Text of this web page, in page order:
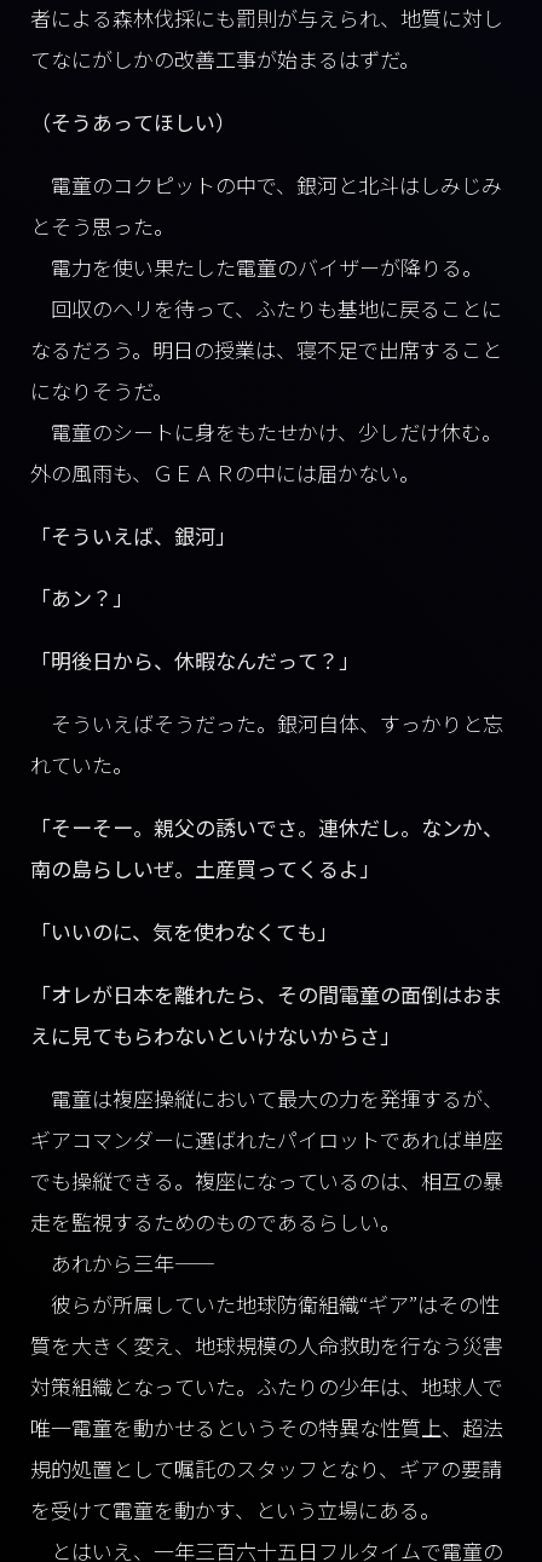
者による森林伐採にも罰則が与えられ、地質に対し
てなにがしかの改善工事が始まるはずだ。
（そうあってほしい）
電童のコクピットの中で、銀河と北斗はしみじみ
とそう思った。
電力を使い果たした電童のバイザーが降りる。
回収のヘリを待って、ふたりも基地に戻ることに
なるだろう。明日の授業は、寝不足で出席すること
になりそうだ。
電童のシートに身をもたせかけ、少しだけ休む。
外の風雨も、ＧＥＡＲの中には届かない。
「そういえば、銀河」
「あン？」
「明後日から、休暇なんだって？」
そういえばそうだった。銀河自体、すっかりと忘
れていた。
「そーそー。親父の誘いでさ。連休だし。なンか、
南の島らしいぜ。土産買ってくるよ」
「いいのに、気を使わなくても」
「オレが日本を離れたら、その間電童の面倒はおま
えに見てもらわないといけないからさ」
電童は複座操縦において最大の力を発揮するが、
ギアコマンダーに選ばれたパイロットであれば単座
でも操縦できる。複座になっているのは、相互の暴
走を監視するためのものであるらしい。
あれから三年――
彼らが所属していた地球防衛組織“ギア”はその性
質を大きく変え、地球規模の人命救助を行なう災害
対策組織となっていた。ふたりの少年は、地球人で
唯一電童を動かせるというその特異な性質上、超法
規的処置として嘱託のスタッフとなり、ギアの要請
を受けて電童を動かす、という立場にある。
とはいえ、一年三百六十五日フルタイムで電童の